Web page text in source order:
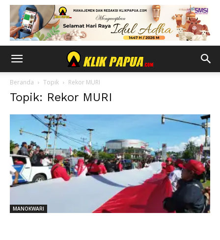
Beranda Topik Rekor MURI
Topik: Rekor MURI
MANOKWARI